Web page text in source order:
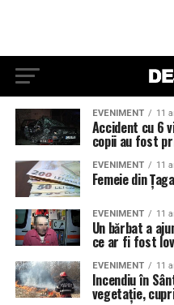
EVENIMENT 11
Accident cu 6
copii au fost
EVENIMENT 11
Femeie din
EVENIMENT 11
Un bărbat a
ce ar fi fost
EVENIMENT 11
Incendiu în
vegetație,